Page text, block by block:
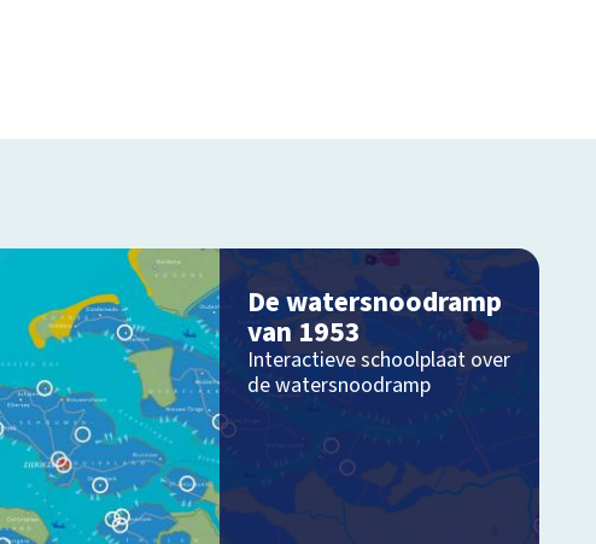
De watersnoodramp
van 1953
Interactieve schoolplaat over
de watersnoodramp